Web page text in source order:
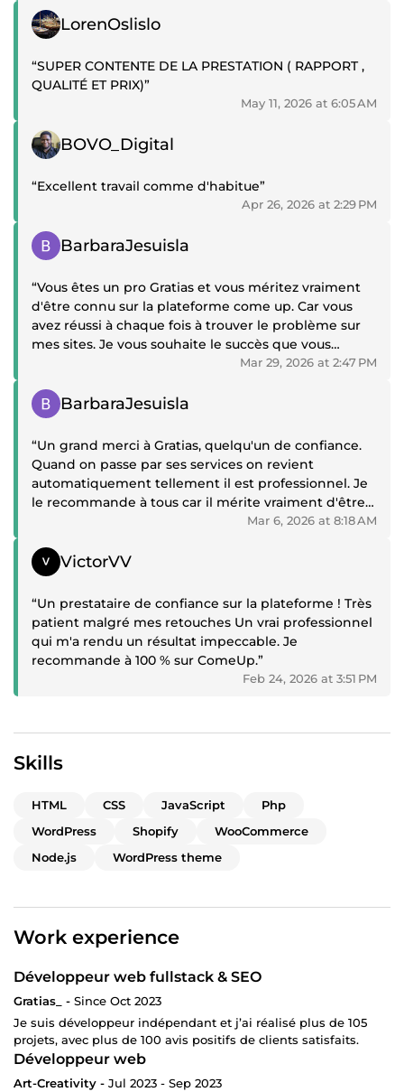
réellement le temps d’accompagner son client.
Encore un immense merci pour ce travail et cet
la plateforme.”
Positive review
LorenOslislo
“SUPER CONTENTE DE LA PRESTATION ( RAPPORT ,
QUALITÉ ET PRIX)”
May 11, 2026 at 6:05 AM
Positive review
BOVO_Digital
“Excellent travail comme d'habitue”
Apr 26, 2026 at 2:29 PM
Positive review
BarbaraJesuisla
“Vous êtes un pro Gratias et vous méritez vraiment
d'être connu sur la plateforme come up. Car vous
avez réussi à chaque fois à trouver le problème sur
mes sites. Je vous souhaite le succès que vous
méritez, et vous le méritez vraiment”Mar 29, 2026 at 2:47 PM
Positive review
BarbaraJesuisla
“Un grand merci à Gratias, quelqu'un de confiance.
Quand on passe par ses services on revient
automatiquement tellement il est professionnel. Je
le recommande à tous car il mérite vraiment d'être
Mar 6, 2026 at 8:18 AM
Positive review
VictorVV
“Un prestataire de confiance sur la plateforme ! Très
patient malgré mes retouches Un vrai professionnel
qui m'a rendu un résultat impeccable. Je
recommande à 100 % sur ComeUp.”
Feb 24, 2026 at 3:51 PM
Skills
HTML CSS JavaScript
Php
WordPress
Shopify
WooCommerce
Node.js
WordPress theme
Work experience
Développeur web fullstack & SEO
Gratias_ - Since Oct 2023
Je suis développeur indépendant et j’ai réalisé plus de 105
projets, avec plus de 100 avis positifs de clients satisfaits.
Développeur web
Art-Creativity - Jul 2023 - Sep 2023